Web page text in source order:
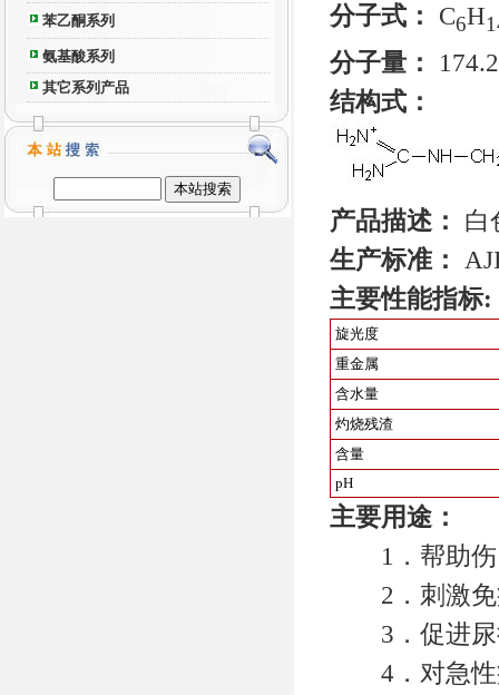
苯乙酮系列
氨基酸系列
其它系列产品
分子式：
C6H
分子量：
结构式：
产品描述：
白
生产标准：
主要性能指标:
旋光度
重金属
含水量
灼烧残渣
含量
pH
主要用途：
1．帮助伤
2．刺激免
3．促进尿
4．对急性